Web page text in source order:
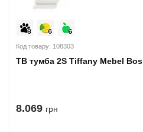
Код товару: 108303
ТВ тумба 2S Tiffany Mebel Bos
8.069 грн